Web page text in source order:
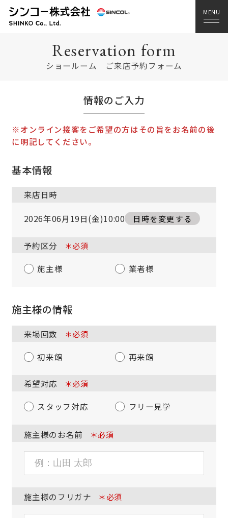
Reservation form
ショールーム ご来店予約フォーム
情報のご入力
※オンライン接客をご希望の方はその旨をお名前の後
に明記してください。
基本情報
来店日時
2026年06月19日(金)10:00 日時を変更する
予約区分 ＊必須
施主様 業者様
施主様の情報
来場回数 ＊必須
初来館 再来館
希望対応 ＊必須
スタッフ対応 フリー見学
施主様のお名前 ＊必須
施主様のフリガナ ＊必須